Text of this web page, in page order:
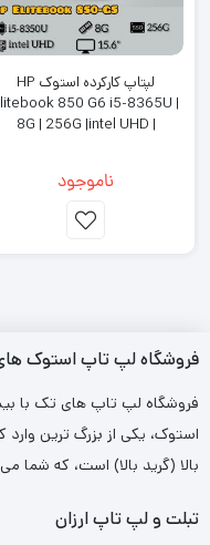
مشخصات فنی:
پردازنده:7 7735U.
سایر ویژگی‌ها:
حسگر
نوع کاربری:
لپتاپ کارکرده استوک HP
850 G6 i5-8365U |
8G | 256G |intel UHD |
ناموجود
فروشگاه لپ تاپ استوک
استوک، یکی از بزرگ ترین
بالا (گرید بالا) است، که شما
تبلت و لپ تاپ ارزان